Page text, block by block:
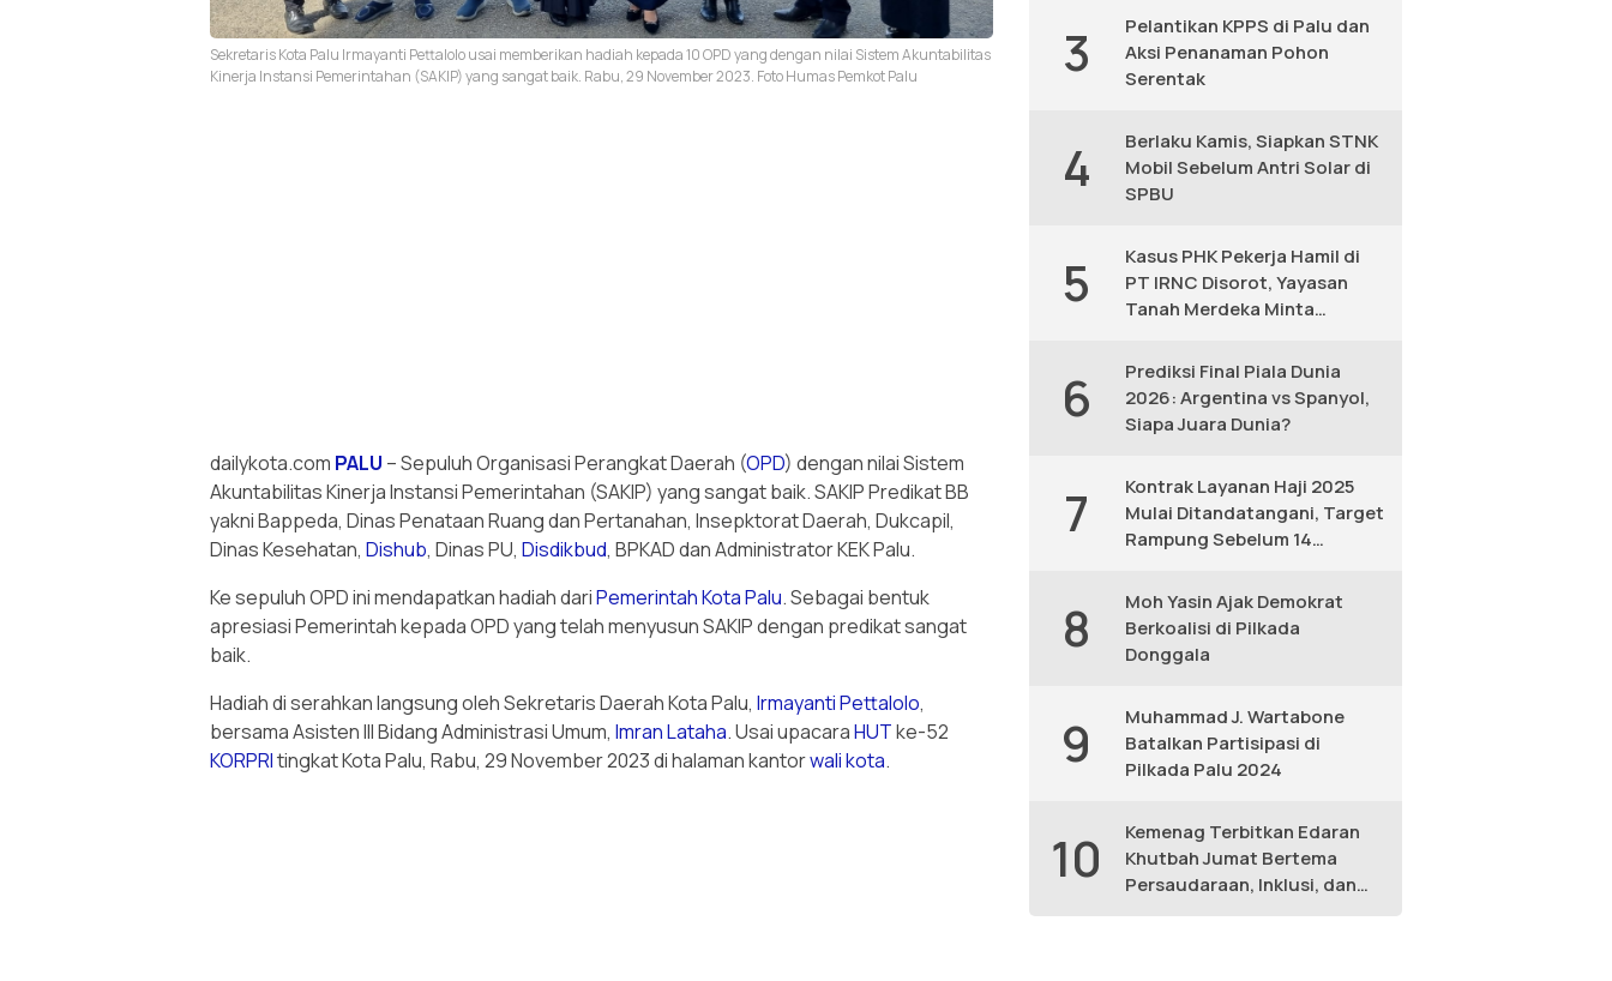
Sekretaris Kota Palu Irmayanti Pettalolo usai memberikan hadiah kepada 10 OPD yang dengan nilai Sistem Akuntabilitas
Kinerja Instansi Pemerintahan (SAKIP) yang sangat baik. Rabu, 29 November 2023. Foto Humas Pemkot Palu
dailykota.com PALU – Sepuluh Organisasi Perangkat Daerah (OPD) dengan nilai Sistem
Akuntabilitas Kinerja Instansi Pemerintahan (SAKIP) yang sangat baik. SAKIP Predikat BB
yakni Bappeda, Dinas Penataan Ruang dan Pertanahan, Insepktorat Daerah, Dukcapil,
Dinas Kesehatan, Dishub, Dinas PU, Disdikbud, BPKAD dan Administrator KEK Palu.
Ke sepuluh OPD ini mendapatkan hadiah dariPemerintah Kota Palu. Sebagai bentuk
apresiasi Pemerintah kepada OPD yang telah menyusun SAKIP dengan predikat sangat
baik.
Hadiah di serahkan langsung oleh Sekretaris Daerah Kota Palu, Irmayanti Pettalolo,
bersama Asisten III Bidang Administrasi Umum, Imran Lataha. Usai upacaraHUTke-52
KORPRItingkat Kota Palu, Rabu, 29 November 2023 di halaman kantorwali kota.
3
Pelantikan KPPS di Palu dan
Aksi Penanaman Pohon
Serentak
4
Berlaku Kamis, Siapkan STNK
Mobil Sebelum Antri Solar di
SPBU
5
Kasus PHK Pekerja Hamil di
PT IRNC Disorot, Yayasan
Tanah Merdeka Minta
6
Prediksi Final Piala Dunia
2026: Argentina vs Spanyol,
Siapa Juara Dunia?
7
Kontrak Layanan Haji 2025
Mulai Ditandatangani, Target
Rampung Sebelum 14
8
Moh Yasin Ajak Demokrat
Berkoalisi di Pilkada
Donggala
9
Muhammad J. Wartabone
Batalkan Partisipasi di
Pilkada Palu 2024
10
Kemenag Terbitkan Edaran
Khutbah Jumat Bertema
Persaudaraan, Inklusi, dan